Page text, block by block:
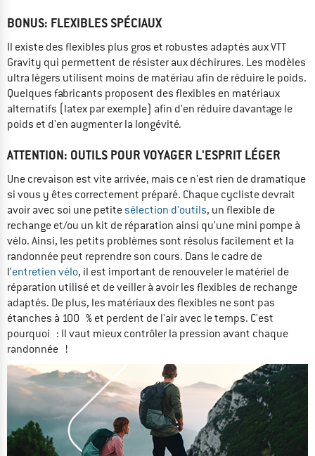
BONUS: FLEXIBLES SPÉCIAUX
Il existe des flexibles plus gros et robustes adaptés aux VTT
Gravity qui permettent de résister aux déchirures. Les modèles
ultra légers utilisent moins de matériau afin de réduire le poids.
Quelques fabricants proposent des flexibles en matériaux
alternatifs (latex par exemple) afin d'en réduire davantage le
poids et d'en augmenter la longévité.
ATTENTION: OUTILS POUR VOYAGER L'ESPRIT LÉGER
Une crevaison est vite arrivée, mais ce n'est rien de dramatique
si vous y êtes correctement préparé. Chaque cycliste devrait
avoir avec soi une petitesélection d'outils, un flexible de
rechange et/ou un kit de réparation ainsi qu'une mini pompe à
vélo. Ainsi, les petits problèmes sont résolus facilement et la
randonnée peut reprendre son cours. Dans le cadre de
l'entretien vélo, il est important de renouveler le matériel de
réparation utilisé et de veiller à avoir les flexibles de rechange
adaptés. De plus, les matériaux des flexibles ne sont pas
étanches à 100 % et perdent de l'air avec le temps. C'est
pourquoi : Il vaut mieux contrôler la pression avant chaque
randonnée !